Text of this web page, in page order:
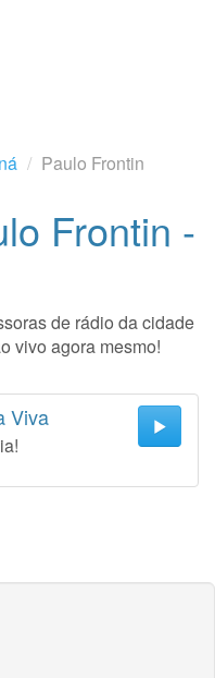
Paulo Frontin
Frontin -
de rádio da cidade
vivo agora mesmo!
Viva